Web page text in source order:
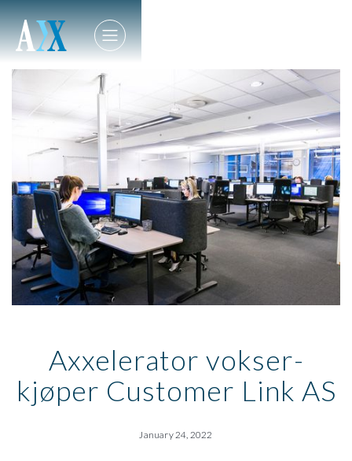
Axxelerator vokser-
kjøper Customer Link AS
January 24, 2022